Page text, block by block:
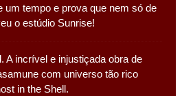
um tempo e prova que nem só de
o estúdio Sunrise!
A incrível e injustiçada obra de
com universo tão rico
in the Shell.